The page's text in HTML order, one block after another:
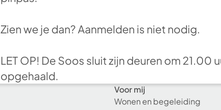
Zien we je dan? Aanmelden is niet nodig.
LET OP! De Soos sluit zijn deuren om
opgehaald.
Voor mij
Wonen en begeleiding